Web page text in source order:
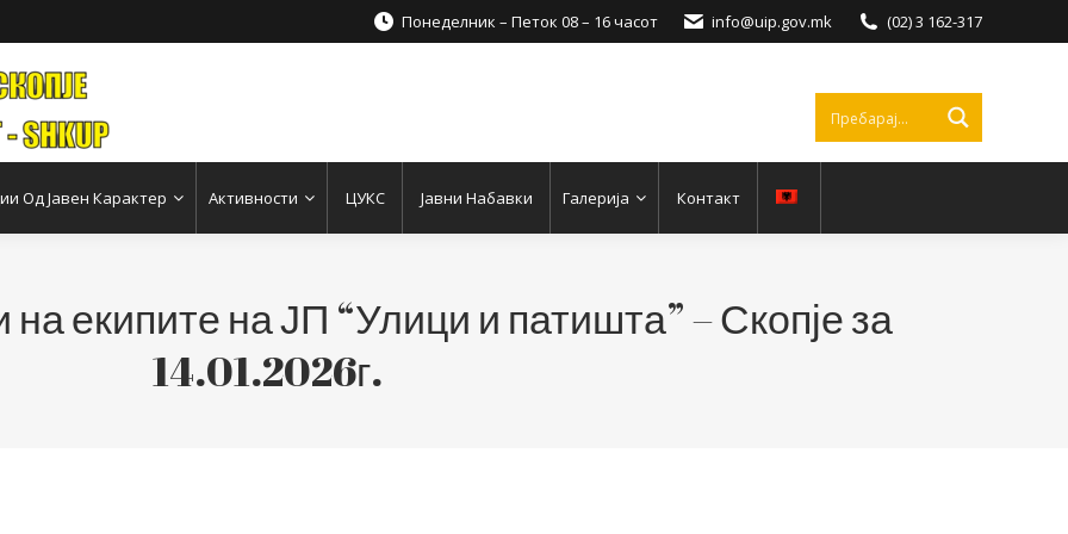
Понеделник – Петок 08 – 16 часот info@uip.gov.mk (02) 3 162-317
Од Јавен Карактер Активности ЦУКС Јавни Набавки Галерија Контакт
на екипите на ЈП “Улици и патишта” – Скопје за
14.01.2026г.